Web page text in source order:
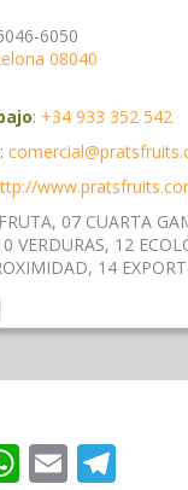
6050
08040
: +34 933 352 542
:
, 07 CUARTA
VERDURAS, 12
, 14
WhatsApp
Email